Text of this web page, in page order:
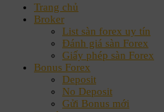
Trang chủ
Broker
List sàn forex uy tín
Đánh giá sàn Forex
Giấy phép sàn Forex
Bonus Forex
Deposit
No Deposit
Gửi Bonus mới